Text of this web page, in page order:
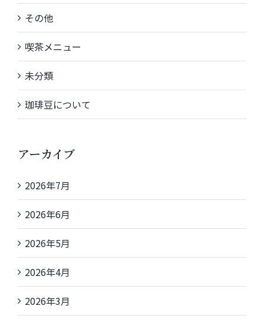
その他
喫茶メニュー
未分類
珈琲豆について
アーカイブ
2026年7月
2026年6月
2026年5月
2026年4月
2026年3月